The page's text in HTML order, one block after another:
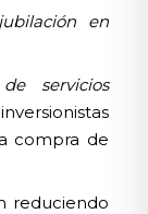
en
servicios
compra de
reduciendo